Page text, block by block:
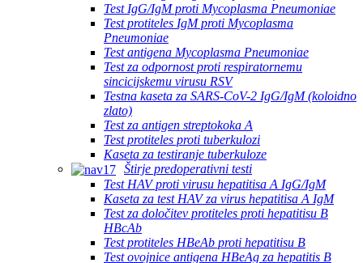
Test IgG/IgM proti Mycoplasma Pneumoniae
Test protiteles IgM proti Mycoplasma
Pneumoniae
Test antigena Mycoplasma Pneumoniae
Test za odpornost proti respiratornemu
sincicijskemu virusu RSV
Testna kaseta za SARS-CoV-2 IgG/IgM (koloidno
zlato)
Test za antigen streptokoka A
Test protiteles proti tuberkulozi
Kaseta za testiranje tuberkuloze
Štirje predoperativni testi
Test HAV proti virusu hepatitisa A IgG/IgM
Kaseta za test HAV za virus hepatitisa A IgM
Test za določitev protiteles proti hepatitisu B
HBcAb
Test protiteles HBeAb proti hepatitisu B
Test ovojnice antigena HBeAg za hepatitis B